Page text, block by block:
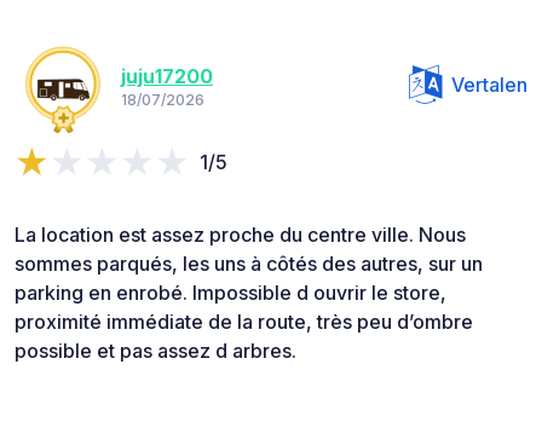
juju17200
18/07/2026
Vertalen
1/5
La location est assez proche du centre ville. Nous
sommes parqués, les uns à côtés des autres, sur un
parking en enrobé. Impossible d ouvrir le store,
proximité immédiate de la route, très peu d’ombre
possible et pas assez d arbres.